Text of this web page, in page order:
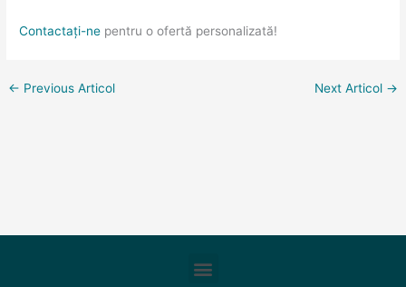
Contactați-ne pentru o ofertă personalizată!
← Previous Articol Next Articol →
Meniu